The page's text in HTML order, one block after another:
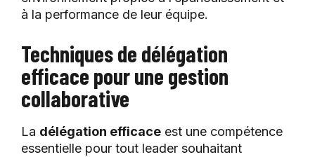
à la performance de leur équipe.
Techniques de délégation
efficace pour une gestion
collaborative
La délégation efficace est une compétence
essentielle pour tout leader souhaitant